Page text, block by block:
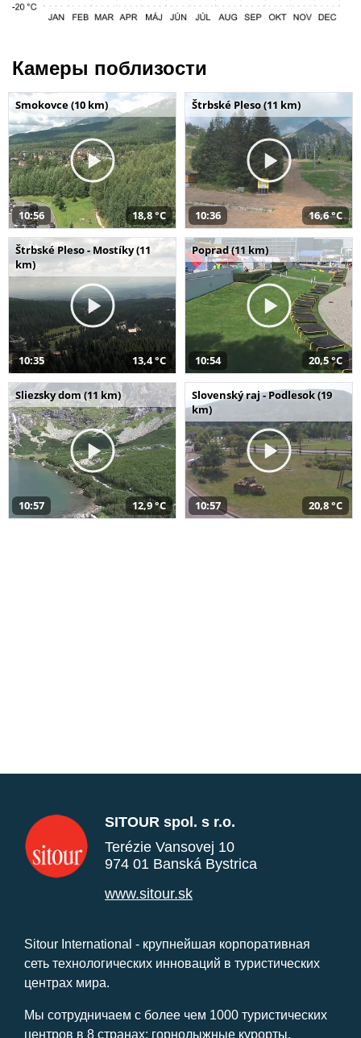
Камеры поблизости
Smokovce (10 km)
10:56 18,8 °C
Štrbské Pleso (11 km)
10:36 16,6 °C
Štrbské Pleso - Mostíky (11
km)
10:35 13,4 °C
Poprad (11 km)
10:54 20,5 °C
Sliezsky dom (11 km)
10:57 12,9 °C
Slovenský raj - Podlesok (19
km)
10:57 20,8 °C
SITOUR spol. s r.o.
Terézie Vansovej 10
974 01 Banská Bystrica
www.sitour.sk
Sitour International - крупнейшая корпоративная
сеть технологических инноваций в туристических
центрах мира.
Мы сотрудничаем с более чем 1000 туристических
центров в 8 странах: горнолыжные курорты,